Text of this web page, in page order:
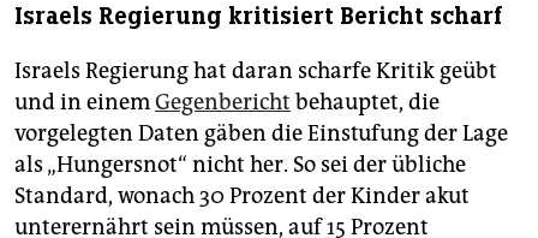
Israels Regierung kritisiert Bericht scharf
Israels Regierung hat daran scharfe Kritik geübt
und in einemGegenbericht behauptet, die
vorgelegten Daten gäben die Einstufung der Lage
als „Hungersnot“ nicht her. So sei der übliche
Standard, wonach 30 Prozent der Kinder akut
unterernährt sein müssen, auf 15 Prozent